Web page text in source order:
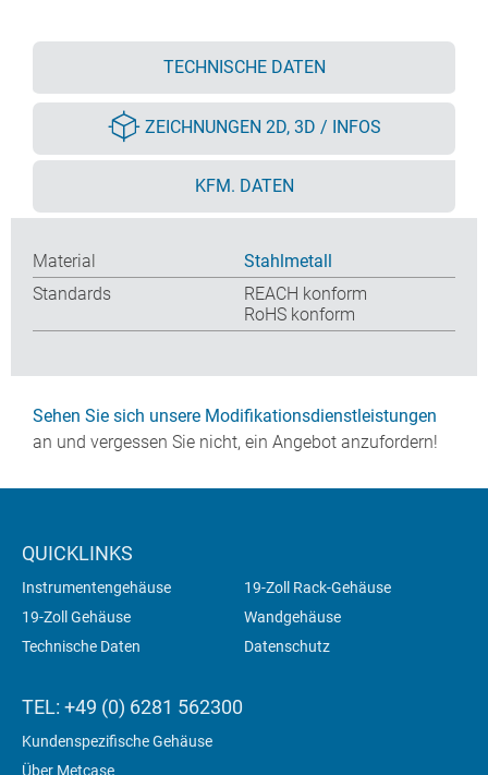
TECHNISCHE DATEN
ZEICHNUNGEN 2D, 3D / INFOS
KFM. DATEN
Material
Stahlmetall
Standards
REACH konform
RoHS konform
Sehen Sie sich unsere Modifikationsdienstleistungen
an und vergessen Sie nicht, ein Angebot anzufordern!
QUICKLINKS
Instrumentengehäuse
19-Zoll Rack-Gehäuse
19-Zoll Gehäuse
Wandgehäuse
Technische Daten
Datenschutz
TEL: +49 (0) 6281 562300
Kundenspezifische Gehäuse
Über Metcase